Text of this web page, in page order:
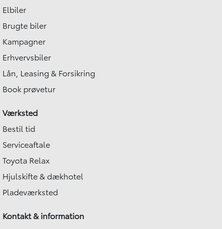
Elbiler
Brugte biler
Kampagner
Erhvervsbiler
Lån, Leasing & Forsikring
Book prøvetur
Værksted
Bestil tid
Serviceaftale
Toyota Relax
Hjulskifte & dækhotel
Pladeværksted
Kontakt & information